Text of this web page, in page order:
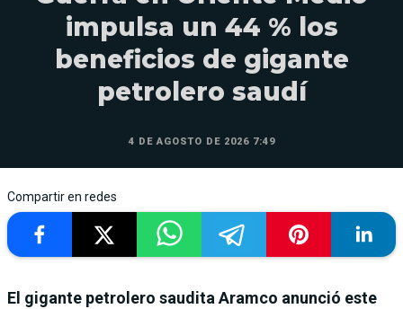
impulsa un 44 % los
beneficios de gigante
petrolero saudí
4 DE AGOSTO DE 2026 7:49
Compartir en redes
El gigante petrolero saudita Aramco anunció este